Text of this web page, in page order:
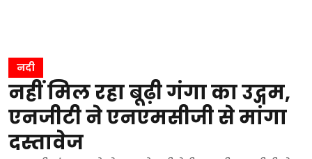
नदी
नहीं मिल रहा बूढ़ी गंगा का उद्गम,
एनजीटी ने एनएमसीजी से मांगा
दस्तावेज